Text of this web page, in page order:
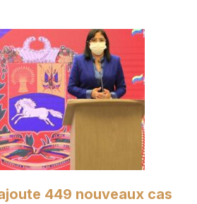
449 nouveaux cas